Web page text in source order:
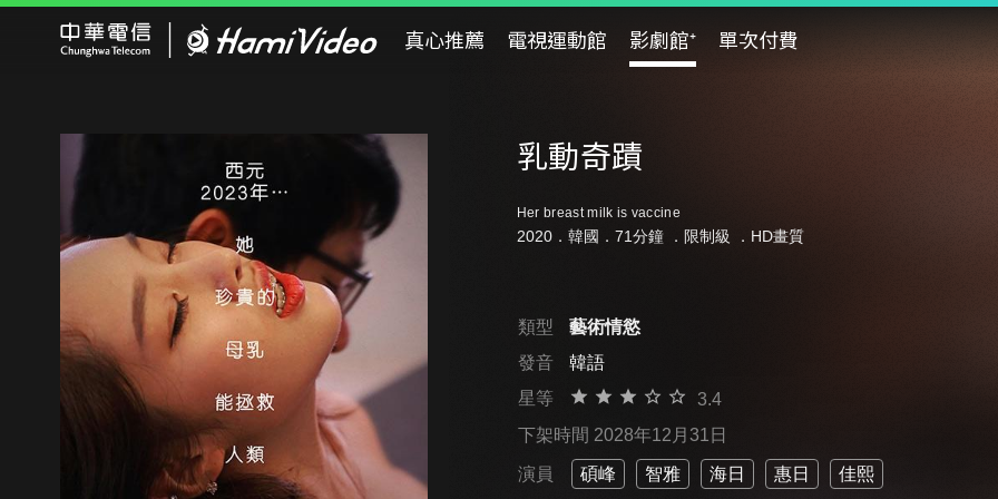
真心推薦 電視運動館 影劇館⁺ 單次付費
乳動奇蹟
Her breast milk is vaccine
2020．韓國．71分鐘 ． 限制級 ．HD畫質
類型
藝術情慾
發音
韓語
星等
3.4
下架時間 2028年12月31日
演員 碩峰 智雅 海日 惠日 佳熙